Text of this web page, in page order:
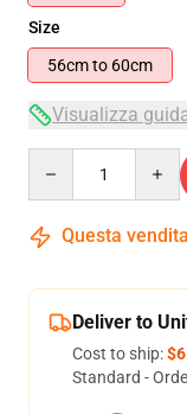
Size
56cm to 60cm
Visualizza
Questa
Deliver to
Cost to ship:
Standard -